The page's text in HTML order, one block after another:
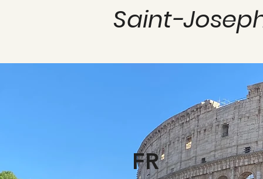
Saint-
FR